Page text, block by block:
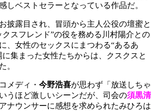
しベストセラーとなっている作品だ。
披露目され、冒頭から主人公役の壇蜜と
クスフレンド”の役を務める川村陽介との
、女性のセックスにまつわる“あるあ
に集まった女性たちからは、クスクスと
。
メディ・ 今野浩喜が思わず「放送しちゃ
うほど激しいシーンだが、司会の須黒清
ナウンサーに感想を求められたみひろは